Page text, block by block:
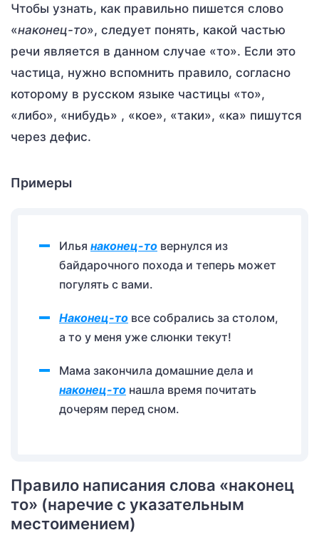
Чтобы узнать, как правильно пишется слово
«наконец-то», следует понять, какой частью
речи является в данном случае «то». Если это
частица, нужно вспомнить правило, согласно
которому в русском языке частицы «то»,
«либо», «нибудь» , «кое», «таки», «ка» пишутся
через дефис.
Примеры
Илья наконец-то вернулся из
байдарочного похода и теперь может
погулять с вами.
Наконец-то все собрались за столом,
а то у меня уже слюнки текут!
Мама закончила домашние дела и
наконец-то нашла время почитать
дочерям перед сном.
Правило написания слова «наконец
то» (наречие с указательным
местоимением)